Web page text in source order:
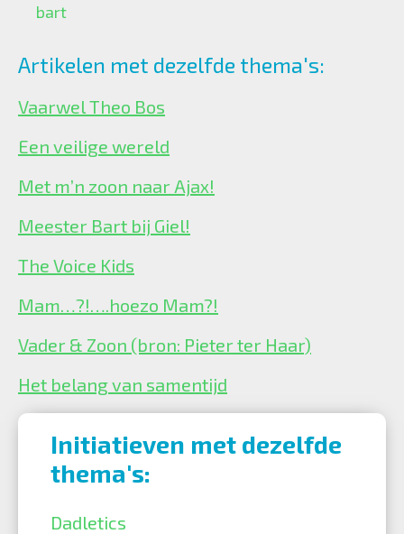
bart
Artikelen met dezelfde thema's:
Vaarwel Theo Bos
Een veilige wereld
Met m’n zoon naar Ajax!
Meester Bart bij Giel!
The Voice Kids
Mam…?!….hoezo Mam?!
Vader & Zoon (bron: Pieter ter Haar)
Het belang van samentijd
Initiatieven met dezelfde
thema's:
Dadletics